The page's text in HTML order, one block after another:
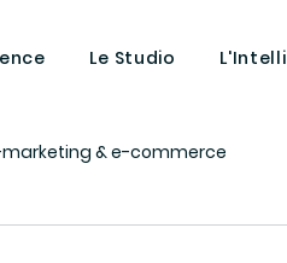
Le Studio
& e-commerce